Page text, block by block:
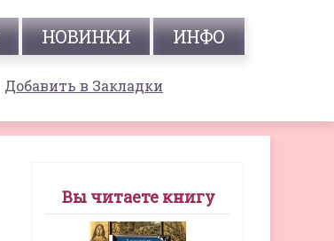
НОВИНКИ ИНФО
Добавить в Закладки
Вы читаете книгу